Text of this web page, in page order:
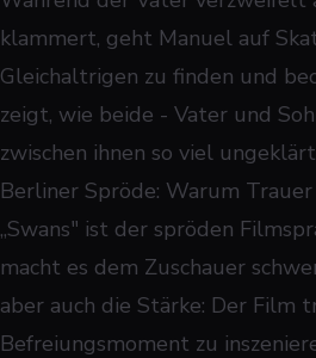
klammert, geht Manuel auf
Gleichaltrigen zu finden und
zeigt, wie beide - Vater und
zwischen ihnen so viel
Berliner Spröde: Warum
„Swans" ist der spröden
macht es dem Zuschauer
aber auch die Stärke: Der Film
Befreiungsmoment zu